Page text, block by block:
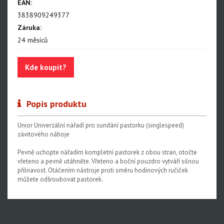
Centrovací stolice
Montážní stojany
Sety nářadí
Dílenské vybavení
EAN:
3838909249377
Záruka:
24 měsíců
Kde koupit?
Popis produktu
Unior Univerzální nářadí pro sundání pastorku (singlespeed)
závitového náboje
Pevně uchopte nářadím kompletní pastorek z obou stran, otočte
vřeteno a pevně utáhněte. Vřeteno a boční pouzdro vytváří silnou
přilnavost. Otáčením nástroje proti směru hodinových ručiček
můžete odšroubovat pastorek.